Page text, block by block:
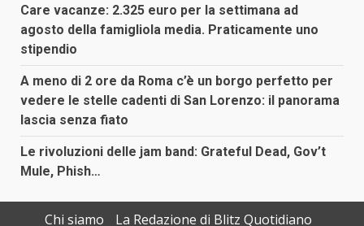
Care vacanze: 2.325 euro per la settimana ad
agosto della famigliola media. Praticamente uno
stipendio
A meno di 2 ore da Roma c’è un borgo perfetto per
vedere le stelle cadenti di San Lorenzo: il panorama
lascia senza fiato
Le rivoluzioni delle jam band: Grateful Dead, Gov’t
Mule, Phish…
Chi siamo La Redazione di Blitz Quotidiano